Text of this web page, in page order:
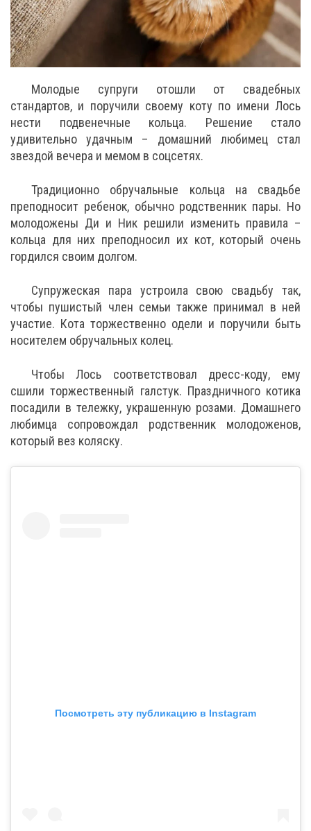
Молодые супруги отошли от свадебных
стандартов, и поручили своему коту по имени Лось
нести подвенечные кольца. Решение стало
удивительно удачным – домашний любимец стал
звездой вечера и мемом в соцсетях.
Традиционно обручальные кольца на свадьбе
преподносит ребенок, обычно родственник пары. Но
молодожены Ди и Ник решили изменить правила –
кольца для них преподносил их кот, который очень
гордился своим долгом.
Супружеская пара устроила свою свадьбу так,
чтобы пушистый член семьи также принимал в ней
участие. Кота торжественно одели и поручили быть
носителем обручальных колец.
Чтобы Лось соответствовал дресс-коду, ему
сшили торжественный галстук. Праздничного котика
посадили в тележку, украшенную розами. Домашнего
любимца сопровождал родственник молодоженов,
который вез коляску.
Посмотреть эту публикацию в Instagram